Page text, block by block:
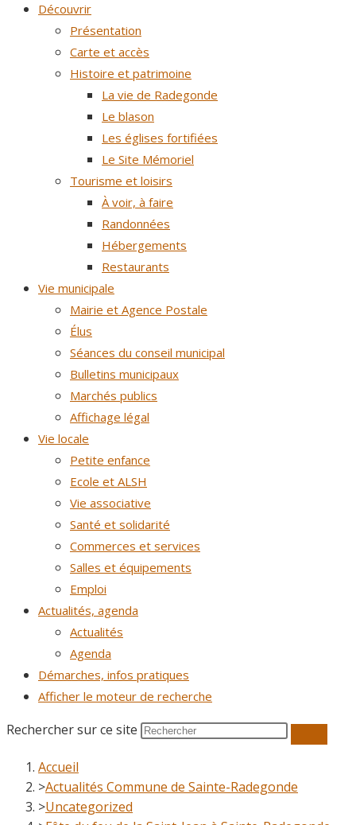
Découvrir
Présentation
Carte et accès
Histoire et patrimoine
La vie de Radegonde
Le blason
Les églises fortifiées
Le Site Mémoriel
Tourisme et loisirs
À voir, à faire
Randonnées
Hébergements
Restaurants
Vie municipale
Mairie et Agence Postale
Élus
Séances du conseil municipal
Bulletins municipaux
Marchés publics
Affichage légal
Vie locale
Petite enfance
Ecole et ALSH
Vie associative
Santé et solidarité
Commerces et services
Salles et équipements
Emploi
Actualités, agenda
Actualités
Agenda
Démarches, infos pratiques
Afficher le moteur de recherche
Rechercher sur ce site
Accueil
>Actualités Commune de Sainte-Radegonde
>Uncategorized